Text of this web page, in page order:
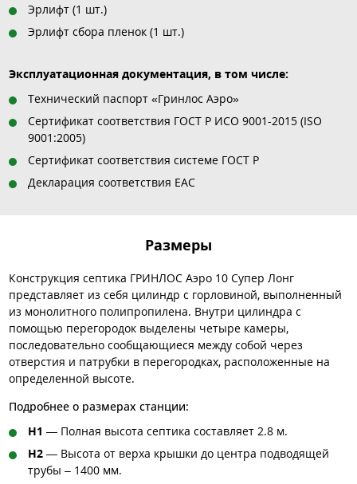
Эрлифт (1 шт.)
Эрлифт сбора пленок (1 шт.)
Эксплуатационная документация, в том числе:
Технический паспорт «Гринлос Аэро»
Сертификат соответствия ГОСТ Р ИСО 9001-2015 (ISO
9001:2005)
Сертификат соответствия системе ГОСТ Р
Декларация соответствия EAC
Размеры
Конструкция септика ГРИНЛОС Аэро 10 Супер Лонг
представляет из себя цилиндр с горловиной, выполненный
из монолитного полипропилена. Внутри цилиндра с
помощью перегородок выделены четыре камеры,
последовательно сообщающиеся между собой через
отверстия и патрубки в перегородках, расположенные на
определенной высоте.
Подробнее о размерах станции:
H1 — Полная высота септика составляет 2.8 м.
H2 — Высота от верха крышки до центра подводящей
трубы – 1400 мм.